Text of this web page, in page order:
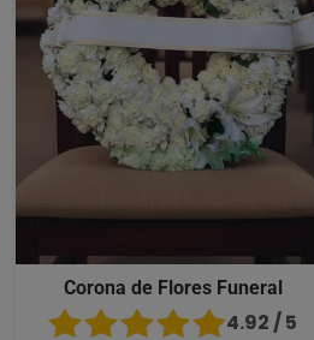
Corona de Flores Funeral
4.92 / 5